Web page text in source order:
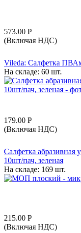
573.00 Р
(Включая НДС)
Vileda: Салфетка
На складе: 60 шт.
179.00 Р
(Включая НДС)
Салфетка абразивная
10шт/пач, зеленая
На складе: 169 шт.
215.00 Р
(Включая НДС)